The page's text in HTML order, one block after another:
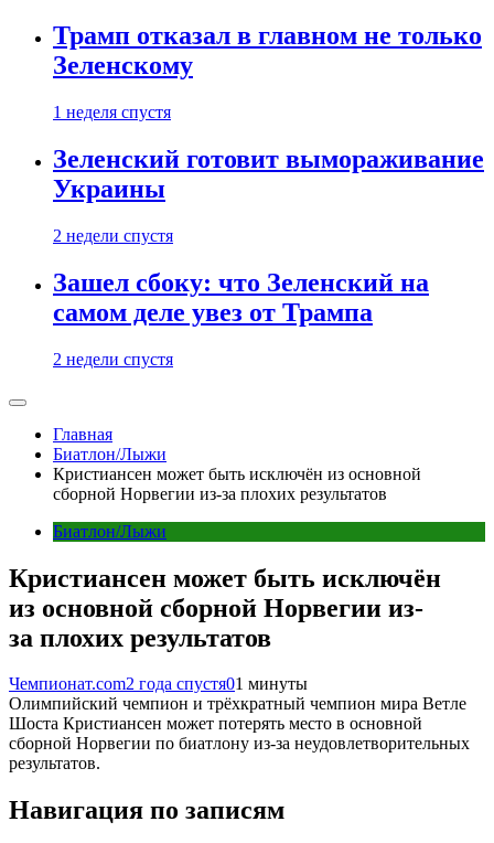
Трамп отказал в главном не только
Зеленскому
1 неделя спустя
Зеленский готовит вымораживание
Украины
2 недели спустя
Зашел сбоку: что Зеленский на
самом деле увез от Трампа
2 недели спустя
Главная
Биатлон/Лыжи
Кристиансен может быть исключён из основной
сборной Норвегии из-за плохих результатов
Биатлон/Лыжи
Кристиансен может быть исключён
из основной сборной Норвегии из-
за плохих результатов
Чемпионат.com2 года спустя01 минуты
Олимпийский чемпион и трёхкратный чемпион мира Ветле
Шоста Кристиансен может потерять место в основной
сборной Норвегии по биатлону из-за неудовлетворительных
результатов.
Навигация по записям